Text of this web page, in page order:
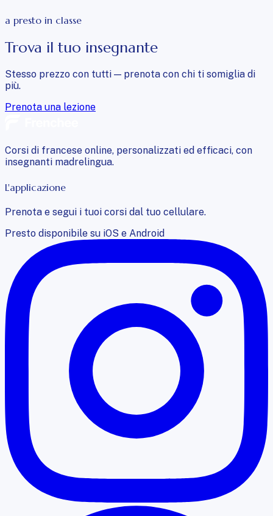
a presto in classe
Trova il tuo insegnante
Stesso prezzo con tutti — prenota con chi ti somiglia di
più.
Prenota una lezione
Corsi di francese online, personalizzati ed efficaci, con
insegnanti madrelingua.
L'applicazione
Prenota e segui i tuoi corsi dal tuo cellulare.
Presto disponibile su iOS e Android